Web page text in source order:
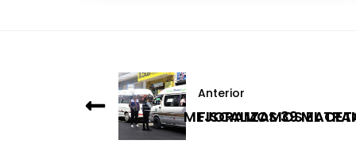
Anterior
FISCALIZAMOS EL
MEJORAMOS 39